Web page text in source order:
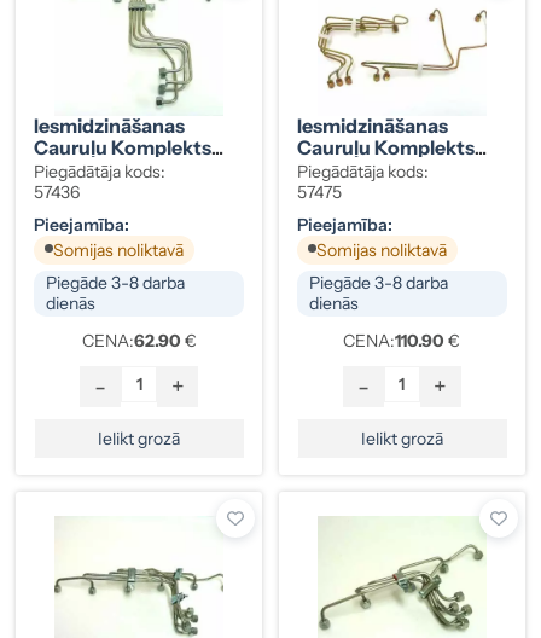
Iesmidzināšanas
Cauruļu Komplekts
Ducato/Daily (Alfa
Romeo, Sofim 2.5 D)
Piegādātāja kods:
57436
Pieejamība:
Somijas noliktavā
Piegāde 3-8 darba
dienās
CENA:62.90 €
- +
Ielikt grozā
Iesmidzināšanas
Cauruļu Komplekts
Mercedes-Benz 250D
5 Cilindriem (190/200)
Piegādātāja kods:
57475
Pieejamība:
Somijas noliktavā
Piegāde 3-8 darba
dienās
CENA:110.90 €
- +
Ielikt grozā